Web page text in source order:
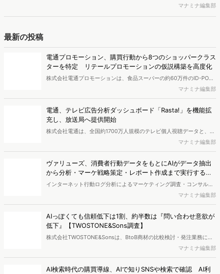
調査を実施しても、購買実態が不透明、新商品の受容性も判断しきれ
ポートとなっています。※本レポートは記事のフォームから無料でダ
ウンロードできます。
マナミナ編集部
最新の投稿
電通プロモーション、購買行動から8つのショッパークラス
ターを特定 リテールプロモーションの仮説構築を高度化
株式会社電通プロモーションは、食品スーパーの約60万件のID-POS
データと生活者の定性データをAIで分析し、購買行動の特徴に基づい
た8つのショッパークラスターを特定しました。これにより購買時点
における生活者の意識や行動背景の把握が可能となり、リテールプロ
モーションにおけるプランニングの高速化と高精度化を実現できると
いいます。
マナミナ編集部
電通、テレビ広告分析ダッシュボード「Rasta!」を機能拡
充し、放送局へ提供開始
株式会社電通は、全国約1700万人規模のテレビ個人視聴データと、独
自の大規模生活者意識調査データを掛け合わせて、テレビ広告のデー
タ集計や広告効果の分析ができるダッシュボード「Rasta!
（Resourceful Analysis System of TV Audience：ラスタ）」の機能
を拡充し、放送局への提供を開始したことを発表しました。
マナミナ編集部
ヴァリューズ、消費者行動データをもとにAIがデータ抽出
から分析・マーケ戦略策定・レポート作成まで実行する
「Dockpit AIエージェント」を提供開始
インターネット行動ログ分析によるマーケティング調査・コンサルテ
ィングサービスを提供する株式会社ヴァリューズは、国内最大規模
250万人のWeb行動ログデータを基盤としたマーケティングリサーチ
エンジン「Dockpit（ドックピット）」の新機能として、AIが市場分
析から仮説構築、レポート作成までを自律的にサポートする
「Dockpit AIエージェント」の提供を開始いたしました。
マナミナ編集部
AIっぽくても信頼低下は1割、約半数は『問い合わせ意欲が
低下』【TWOSTONE&Sons調査】
株式会社TWOSTONE&Sonsは、BtoB商材の比較検討・発注業務に携
わる担当者を対象に、コンテンツのAIっぽさに関する意識調査を実施
し、結果を公開しました。
マナミナ編集部
AI検索時代の購買導線、AIで知りSNSや検索で確認 AI利